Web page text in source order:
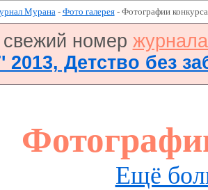
Мурана- Фото галерея- Фотографии
свежий номер
2013, Детство без
Ещё